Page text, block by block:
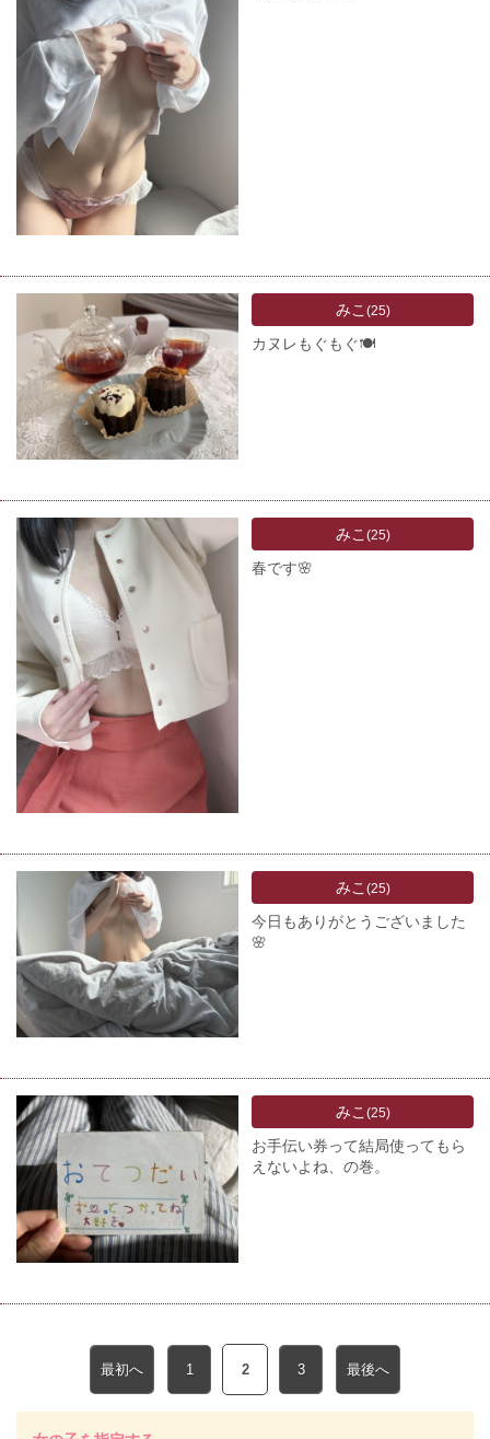
みこ (25)
カヌレもぐもぐ🍽️
みこ (25)
春です🌸
みこ (25)
今日もありがとうございました
🌸
みこ (25)
お手伝い券って結局使ってもら
えないよね、の巻。
最初へ 1 2 3 最後へ